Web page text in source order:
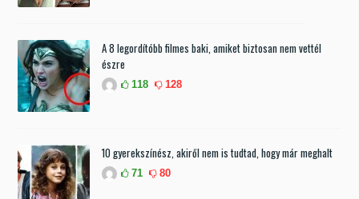
A 8 legordítóbb filmes baki, amiket biztosan nem vettél
észre
118 128
10 gyerekszínész, akiről nem is tudtad, hogy már meghalt
71 80